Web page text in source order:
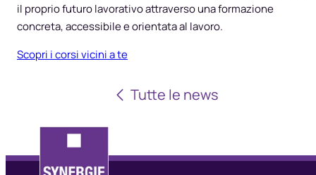
il proprio futuro lavorativo attraverso una formazione
concreta, accessibile e orientata al lavoro.
Scopri i corsi vicini a te
Tutte le news